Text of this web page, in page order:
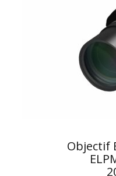
Objectif